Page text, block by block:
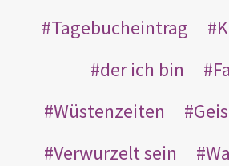
Tagebucheintrag
der ich bin
Wüstenzeiten
Verwurzelt sein